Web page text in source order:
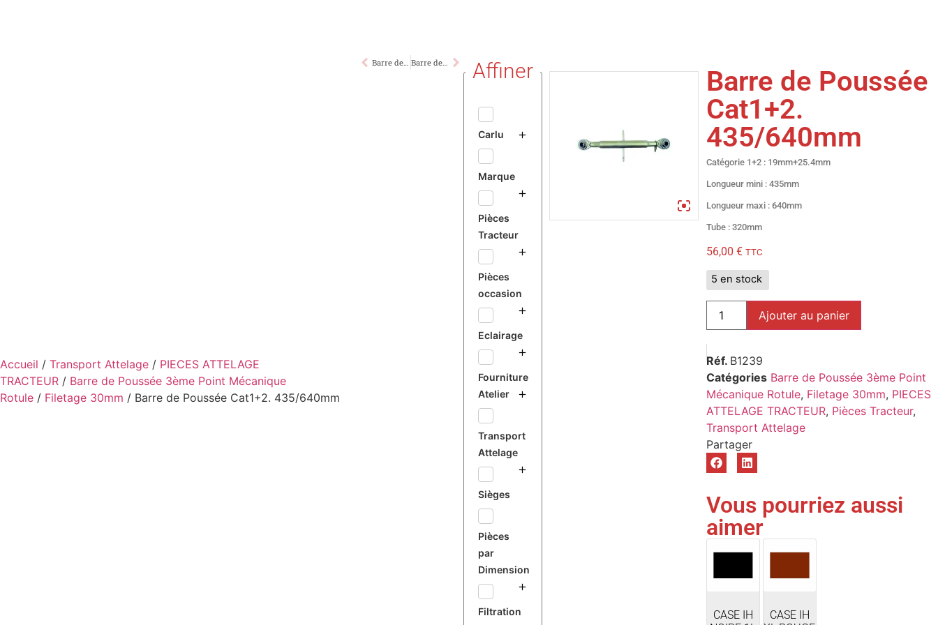
Accueil / Transport Attelage / PIECES ATTELAGE
TRACTEUR / Barre de Poussée 3ème Point Mécanique
Rotule / Filetage 30mm / Barre de Poussée Cat1+2. 435/640mm
Barre de Poussée Cat1. 430/640mm Barre de Poussée Cat2. 440/640mm Affiner
Carlu
Marque
Pièces
Tracteur
Pièces
occasion
Eclairage
Fourniture
Atelier
Transport
Attelage
Sièges
Pièces
par
Dimension
Filtration
Barre de Poussée
Cat1+2.
435/640mm
Catégorie 1+2 : 19mm+25.4mm
Longueur mini : 435mm
Longueur maxi : 640mm
Tube : 320mm
56,00 € TTC
5 en stock
Ajouter au panier
Réf. B1239
Catégories Barre de Poussée 3ème Point
Mécanique Rotule, Filetage 30mm, PIECES
ATTELAGE TRACTEUR, Pièces Tracteur,
Transport Attelage
Vous pourriez aussi
aimer
CASE IH
CASE IH